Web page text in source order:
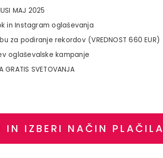
MAJ 2025
in Instagram oglaševanja
za podiranje rekordov (VREDNOST 660 EUR)
oglaševalske kampanje
GRATIS SVETOVANJA
IN IZBERI NAČIN PLAČILA